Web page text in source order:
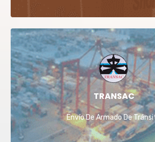
TRANSAC
Envío De Armado De